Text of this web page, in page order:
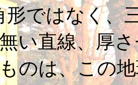
形ではなく、
い直線、厚
のは、この